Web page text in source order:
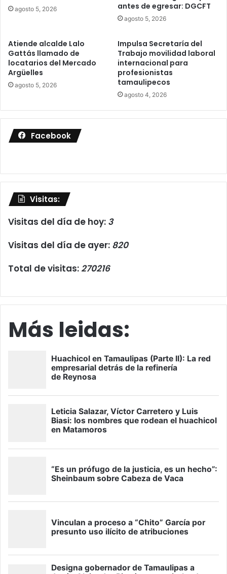
agosto 5, 2026
antes de egresar: DGCFT
agosto 5, 2026
Atiende alcalde Lalo
Gattás llamado de
locatarios del Mercado
Argüelles
agosto 5, 2026
Impulsa Secretaría del
Trabajo movilidad laboral
internacional para
profesionistas
tamaulipecos
agosto 4, 2026
Facebook
Visitas:
Visitas del día de hoy: 3
Visitas del día de ayer: 820
Total de visitas: 270216
Más leidas: